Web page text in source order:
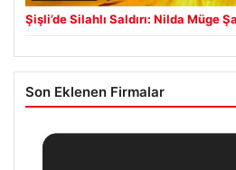
Şişli’de Silahlı Saldırı: Nilda Müge
Son Eklenen Firmalar